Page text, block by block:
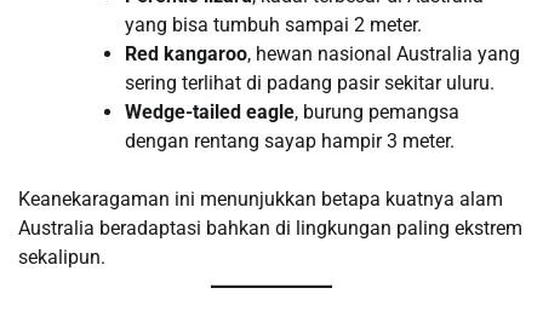
yang bisa tumbuh sampai 2 meter.
Red kangaroo, hewan nasional Australia yang
sering terlihat di padang pasir sekitar uluru.
Wedge-tailed eagle, burung pemangsa
dengan rentang sayap hampir 3 meter.
Keanekaragaman ini menunjukkan betapa kuatnya alam
Australia beradaptasi bahkan di lingkungan paling ekstrem
sekalipun.